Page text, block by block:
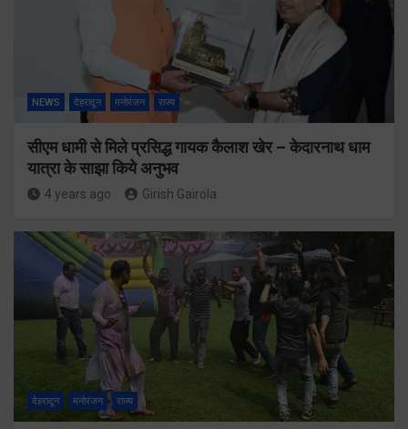
NEWS देहरादून मनोरंजन राज्य
सीएम धामी से मिले प्रसिद्ध गायक कैलाश खेर – केदारनाथ धाम
यात्रा के साझा किये अनुभव
4 years ago Girish Gairola
देहरादून मनोरंजन राज्य